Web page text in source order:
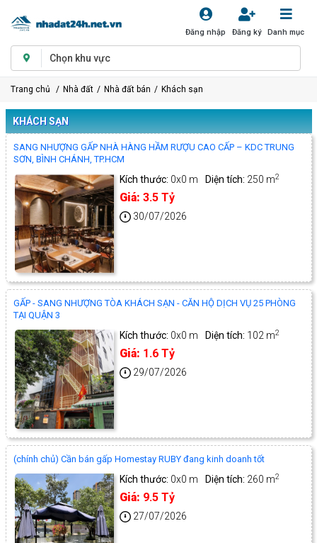
Chọn khu vực
Đăng nhập Đăng ký Danh mục
Trang chủ Nhà đất Nhà đất bán Khách sạn
KHÁCH SẠN
SANG NHƯỢNG GẤP NHÀ HÀNG HẦM RƯỢU CAO CẤP – KDC TRUNG
SƠN, BÌNH CHÁNH, TP.HCM
Kích thước: 0x0 m Diện tích: 250 m2
Giá: 3.5 Tỷ
30/07/2026
GẤP - SANG NHƯỢNG TÒA KHÁCH SẠN - CĂN HỘ DỊCH VỤ 25 PHÒNG
TẠI QUẬN 3
Kích thước: 0x0 m Diện tích: 102 m2
Giá: 1.6 Tỷ
29/07/2026
(chính chủ) Cần bán gấp Homestay RUBY đang kinh doanh tốt
Kích thước: 0x0 m Diện tích: 260 m2
Giá: 9.5 Tỷ
27/07/2026